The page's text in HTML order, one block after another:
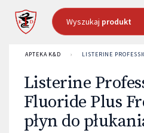
Wyszukaj produkt
APTEKA K&D › LISTERINE
Listerine
Fluoride Plus
płyn do